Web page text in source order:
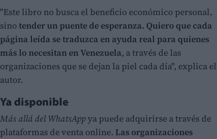
"Este libro no busca el beneficio económico personal,
sino tender un puente de esperanza. Quiero que cada
página leída se traduzca en ayuda real para quienes
más lo necesitan en Venezuela, a través de las
organizaciones que se dejan la piel cada día", explica el
autor.
Ya disponible
Más allá del WhatsAppya puede adquirirse a través de
plataformas de venta online. Las organizaciones